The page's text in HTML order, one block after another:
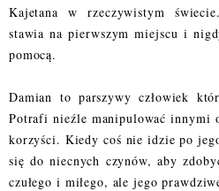
Kajetana w rzeczywistym
stawia na pierwszym miejscu i
pomocą.
Damian to parszywy człowiek
Potrafi nieźle manipulować innymi
korzyści. Kiedy coś nie idzie po
się do niecnych czynów, aby
czułego i miłego, ale jego